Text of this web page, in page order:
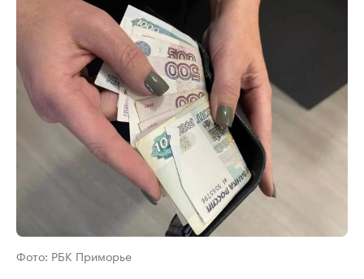
Фото: РБК Приморье